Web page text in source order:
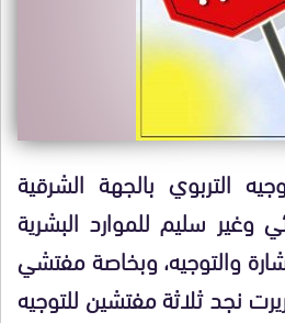
التربوي بالجهة الشرقية
وغير سليم للموارد البشرية
والتوجيه، وبخاصة مفتشي
نجد ثلاثة مفتشين للتوجيه